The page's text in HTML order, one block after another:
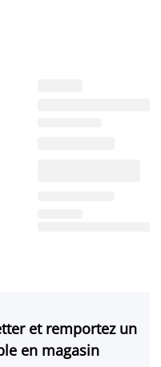
et remportez un
en magasin